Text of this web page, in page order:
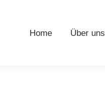
Home Über uns